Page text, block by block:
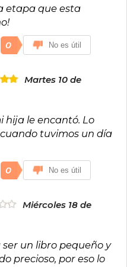
etapa que esta
0 No es útil
Martes 10 de
hija le encantó. Lo
tuvimos un día
0 No es útil
Miércoles 18 de
un libro pequeño y
precioso, por eso lo